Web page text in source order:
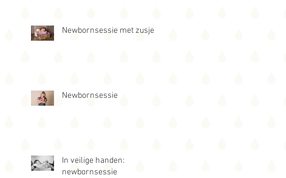
Newbornsessie met zusje
Newbornsessie
In veilige handen:
newbornsessie